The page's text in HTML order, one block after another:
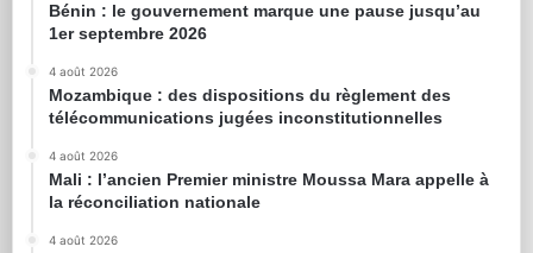
Bénin : le gouvernement marque une pause jusqu’au
1er septembre 2026
4 août 2026
Mozambique : des dispositions du règlement des
télécommunications jugées inconstitutionnelles
4 août 2026
Mali : l’ancien Premier ministre Moussa Mara appelle à
la réconciliation nationale
4 août 2026